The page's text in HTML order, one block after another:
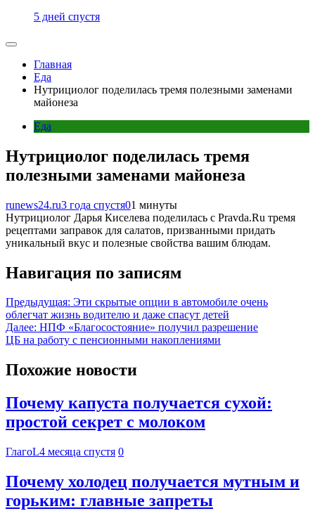
5 дней спустя
Главная
Еда
Нутрициолог поделилась тремя полезными заменами
майонеза
Еда
Нутрициолог поделилась тремя
полезными заменами майонеза
runews24.ru3 года спустя01 минуты
Нутрициолог Дарья Киселева поделилась с Pravda.Ru тремя
рецептами заправок для салатов, призванными придать
уникальный вкус и полезные свойства вашим блюдам.
Навигация по записям
Предыдущая: Эти скрытые опции в автомобиле очень
облегчат жизнь водителю и даже спасут детей
Далее: НПФ «Благосостояние» получил разрешение
ЦБ на работу с пенсионными накоплениями
Похожие новости
Почему капуста получается сухой:
простой секрет с молоком
ГлагоL4 месяца спустя 0
Почему холодец получается мутным и
горьким: главные запреты